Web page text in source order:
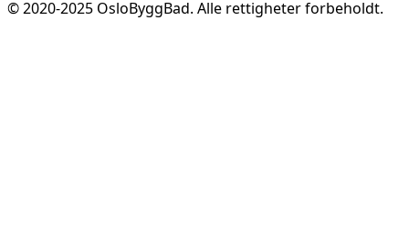
© 2020-2025 OsloByggBad. Alle rettigheter forbeholdt.